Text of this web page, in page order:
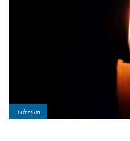
Ιωάννινα